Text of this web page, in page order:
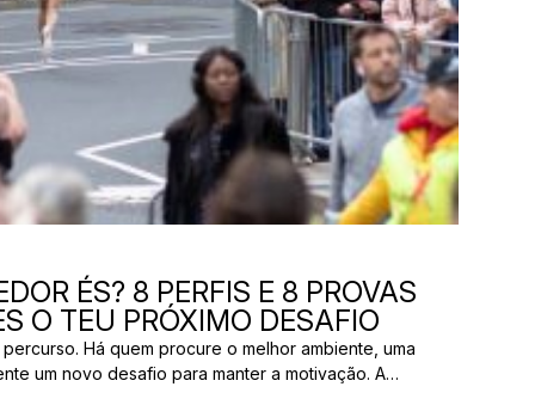
ÉS? 8 PERFIS E 8 PROVAS
O TEU PRÓXIMO DESAFIO
Há quem procure o melhor ambiente, uma
um novo desafio para manter a motivação. A